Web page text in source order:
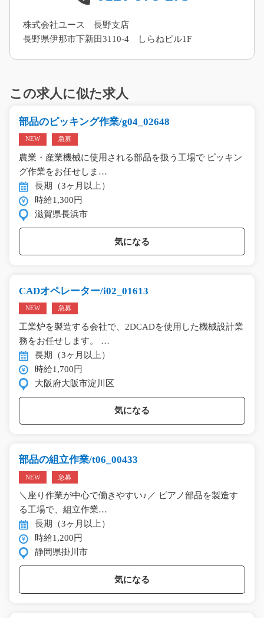
株式会社ユース 長野支店
長野県伊那市下新田3110-4 しらねビル1F
この求人に似た求人
部品のピッキング作業/g04_02648
NEW 急募
農業・産業機械に使用される部品を扱う工場で ピッキン
グ作業をお任せしま…
長期（3ヶ月以上）
時給1,300円
滋賀県長浜市
気になる
CADオペレーター/i02_01613
NEW 急募
工業炉を製造する会社で、2DCADを使用した機械設計業
務をお任せします。 …
長期（3ヶ月以上）
時給1,700円
大阪府大阪市淀川区
気になる
部品の組立作業/t06_00433
NEW 急募
＼座り作業が中心で働きやすい♪／ ピアノ部品を製造す
る工場で、組立作業…
長期（3ヶ月以上）
時給1,200円
静岡県掛川市
気になる